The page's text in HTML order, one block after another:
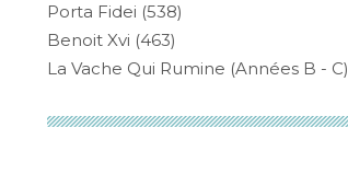
Porta Fidei (538)
Benoit Xvi (463)
La Vache Qui Rumine (années B - C)